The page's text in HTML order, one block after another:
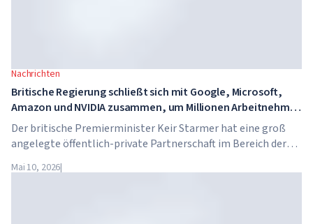
Nachrichten
Britische Regierung schließt sich mit Google, Microsoft,
Amazon und NVIDIA zusammen, um Millionen Arbeitnehmer
in KI-Kompetenzen zu schulen
Der britische Premierminister Keir Starmer hat eine groß
angelegte öffentlich-private Partnerschaft im Bereich der
Amazon und NVIDIA starten gemeinsam mit der Regierung
Mai 10, 2026|